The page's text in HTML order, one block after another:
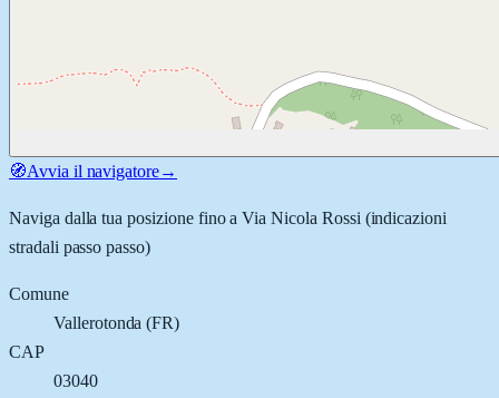
🧭Avvia il navigatore→
Naviga dalla tua posizione fino aVia Nicola Rossi (indicazioni
stradali passo passo)
Comune
Vallerotonda (FR)
CAP
03040